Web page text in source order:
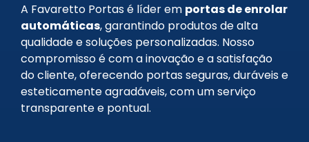
A Favaretto Portas é líder em portas de enrolar
automáticas, garantindo produtos de alta
qualidade e soluções personalizadas. Nosso
compromisso é com a inovação e a satisfação
do cliente, oferecendo portas seguras, duráveis e
esteticamente agradáveis, com um serviço
transparente e pontual.